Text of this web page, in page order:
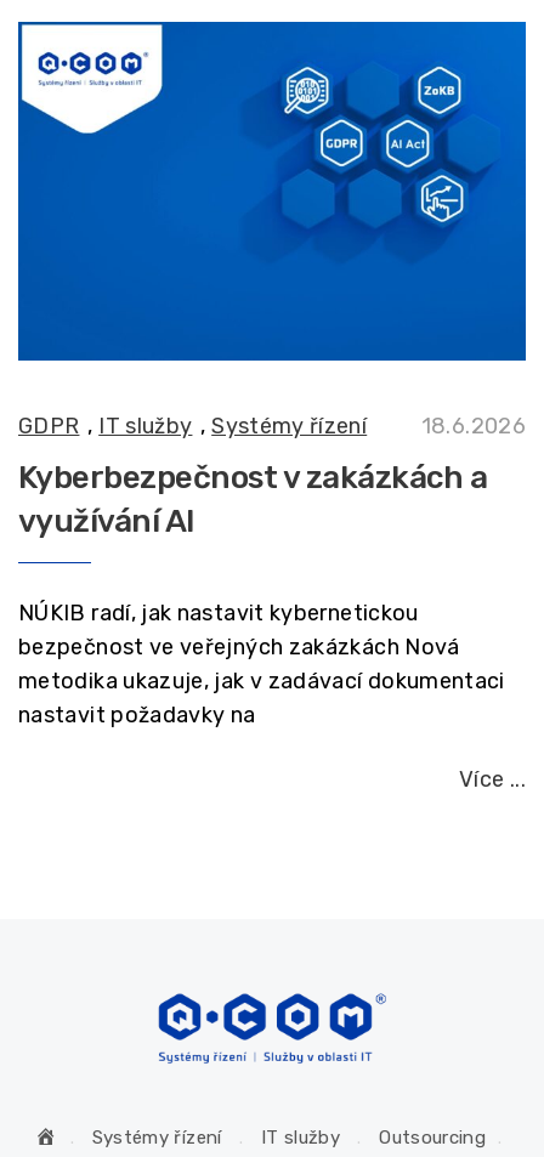
GDPR , IT služby ,Systémy řízení 18.6.2026
Kyberbezpečnost v zakázkách a
využívání AI
NÚKIB radí, jak nastavit kybernetickou
bezpečnost ve veřejných zakázkách Nová
metodika ukazuje, jak v zadávací dokumentaci
nastavit požadavky na
Více ...
Systémy řízení IT služby
Outsourcing